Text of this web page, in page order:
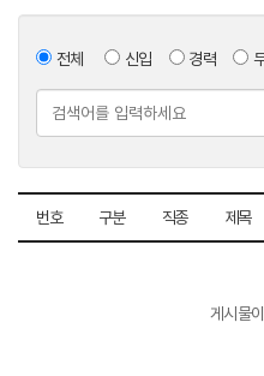
전체 신입 경력
번호 구분 직종 제목
게시물